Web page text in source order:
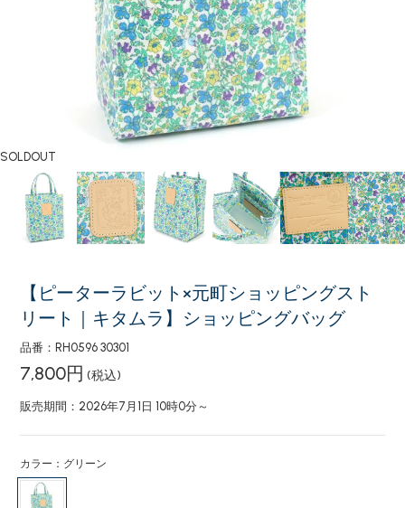
SOLDOUT
【ピーターラビット×元町ショッピングスト
リート｜キタムラ】ショッピングバッグ
品番：RH0596 30301
7,800円 (税込)
販売期間：2026年7月1日 10時0分～
カラー：グリーン